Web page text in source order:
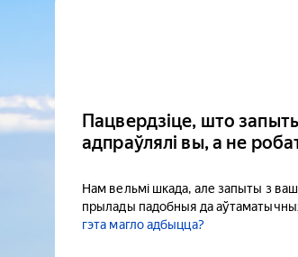
Пацвердзіце, што
адпраўлялі вы, а не
Нам вельмі шкада, але запыты з
прылады падобныя да
гэта магло адбыцца?